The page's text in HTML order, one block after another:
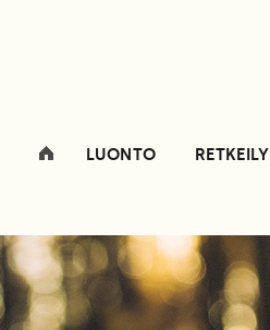
LUONTO RETKEILY